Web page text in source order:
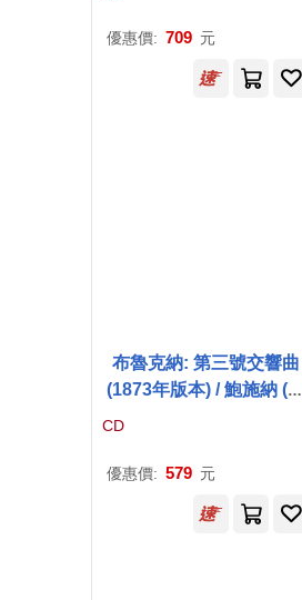
apsodies Hongroises /
優惠價: 709 元
布魯克納: 第三號交響曲
(1873年版本) / 鮑施納 (指
揮) / 維也納廣播交響樂團
o. 3 (1873 Version) / Pos
Vienna Radio Symphon
CD
優惠價: 579 元